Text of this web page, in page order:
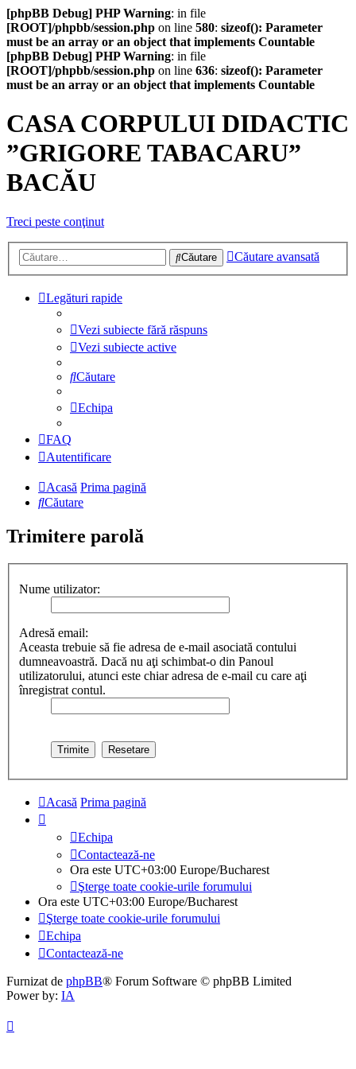
[phpBB Debug] PHP Warning: in file
[ROOT]/phpbb/session.php on line 580: sizeof(): Parameter
must be an array or an object that implements Countable
[phpBB Debug] PHP Warning: in file
[ROOT]/phpbb/session.php on line 636: sizeof(): Parameter
must be an array or an object that implements Countable
CASA CORPULUI DIDACTIC
”GRIGORE TABACARU”
BACĂU
Treci peste conţinut
Căutare Căutare avansată
Legături rapide
Vezi subiecte fără răspuns
Vezi subiecte active
Căutare
Echipa
FAQ
Autentificare
Acasă Prima pagină
Căutare
Trimitere parolă
Nume utilizator:
Adresă email:
Aceasta trebuie să fie adresa de e-mail asociată contului
dumneavoastră. Dacă nu aţi schimbat-o din Panoul
utilizatorului, atunci este chiar adresa de e-mail cu care aţi
înregistrat contul.
Acasă Prima pagină
Echipa
Contactează-ne
Ora este UTC+03:00 Europe/Bucharest
Şterge toate cookie-urile forumului
Ora este UTC+03:00 Europe/Bucharest
Şterge toate cookie-urile forumului
Echipa
Contactează-ne
Furnizat de phpBB® Forum Software © phpBB Limited
Power by: IA